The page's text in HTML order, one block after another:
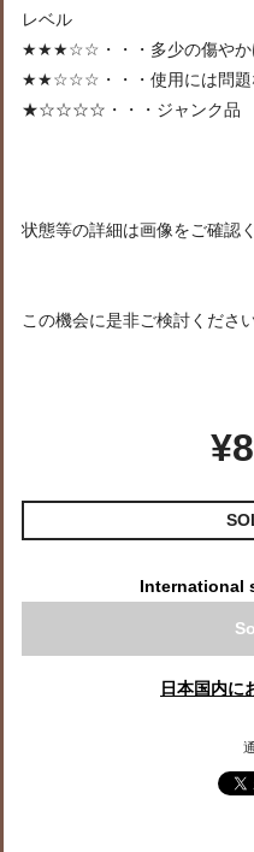
レベル
★★★☆☆・・・多少の傷やか
★★☆☆☆・・・使用には問題
★☆☆☆☆・・・ジャンク品
状態等の詳細は画像をご確認
この機会に是非ご検討ください
International
日本国内に